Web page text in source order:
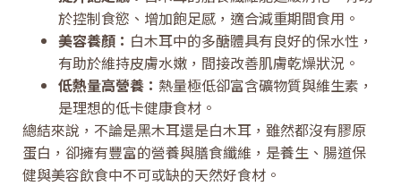
於控制食慾、增加飽足感，適合減重期間食用。
美容養顏： 白木耳中的多醣體具有良好的保水性，
有助於維持皮膚水嫩，間接改善肌膚乾燥狀況。
低熱量高營養： 熱量極低卻富含礦物質與維生素，
是理想的低卡健康食材。
總結來說，不論是黑木耳還是白木耳，雖然都沒有膠原
蛋白，卻擁有豐富的營養與膳食纖維，是養生、腸道保
健與美容飲食中不可或缺的天然好食材。